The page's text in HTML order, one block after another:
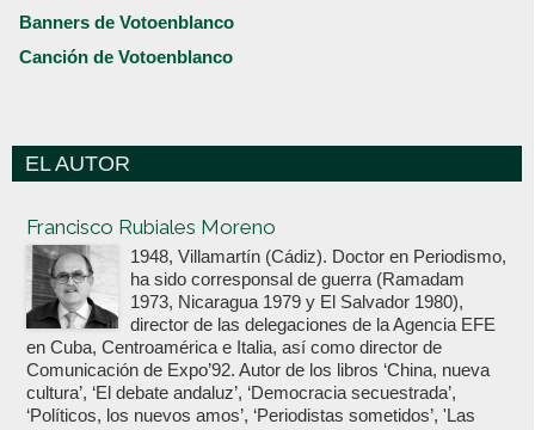
Banners de Votoenblanco
Canción de Votoenblanco
EL AUTOR
Francisco Rubiales Moreno
1948, Villamartín (Cádiz). Doctor en Periodismo,
ha sido corresponsal de guerra (Ramadam
1973, Nicaragua 1979 y El Salvador 1980),
director de las delegaciones de la Agencia EFE
en Cuba, Centroamérica e Italia, así como director de
Comunicación de Expo’92. Autor de los libros ‘China, nueva
cultura’, ‘El debate andaluz’, ‘Democracia secuestrada’,
‘Políticos, los nuevos amos’, ‘Periodistas sometidos’, 'Las